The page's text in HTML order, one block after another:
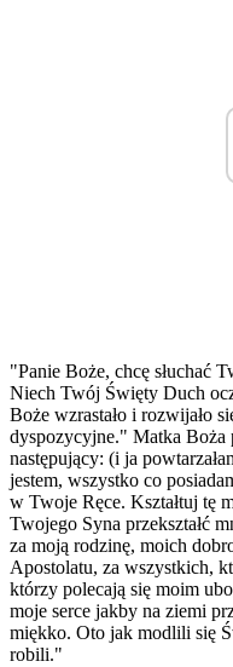
"Panie Boże, chcę słuchać
Niech Twój Święty Duch
Boże wzrastało i rozwijało
dyspozycyjne." Matka Boża
następujący: (i ja
jestem, wszystko co
w Twoje Ręce. Kształtuj tę
Twojego Syna przekształć
za moją rodzinę, moich
Apostolatu, za wszystkich,
którzy polecają się moim
moje serce jakby na ziemi
miękko. Oto jak modlili się
robili."